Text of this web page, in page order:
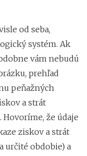
od seba,
systém. Ak
vám nebudú
prehľad
peňažných
a strát
že údaje
ziskov a strát
určité obdobie) a